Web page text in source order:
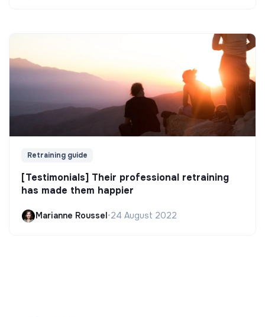
Retraining guide
[Testimonials] Their professional retraining
has made them happier
Marianne Roussel •24 August 2022